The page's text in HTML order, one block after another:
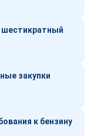
шестикратный
закупки
к бензину